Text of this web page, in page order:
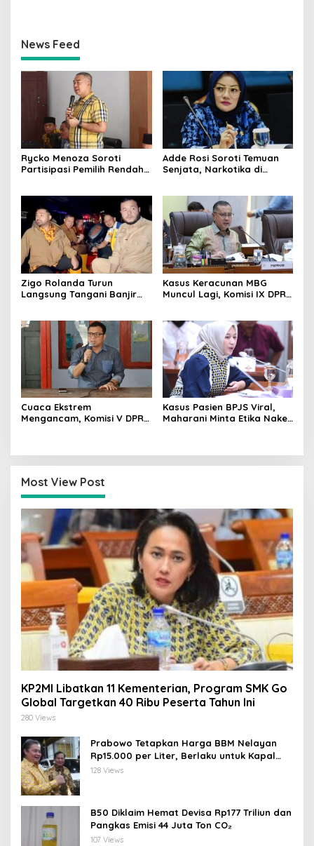
News Feed
Rycko Menoza Soroti
Partisipasi Pemilih Rendah
Adde Rosi Soroti Temuan
Senjata, Narkotika di
Zigo Rolanda Turun
Langsung Tangani Banjir
Kasus Keracunan MBG
Muncul Lagi, Komisi IX DPR
Cuaca Ekstrem
Mengancam, Komisi V DPR
Kasus Pasien BPJS Viral,
Maharani Minta Etika Nakes
Most View Post
KP2MI Libatkan 11 Kementerian, Program SMK Go
Global Targetkan 40 Ribu Peserta Tahun Ini
280 Views
Prabowo Tetapkan Harga BBM Nelayan
Rp15.000 per Liter, Berlaku untuk Kapal
30-200 GT
128 Views
B50 Diklaim Hemat Devisa Rp177 Triliun dan
Pangkas Emisi 44 Juta Ton CO₂
107 Views